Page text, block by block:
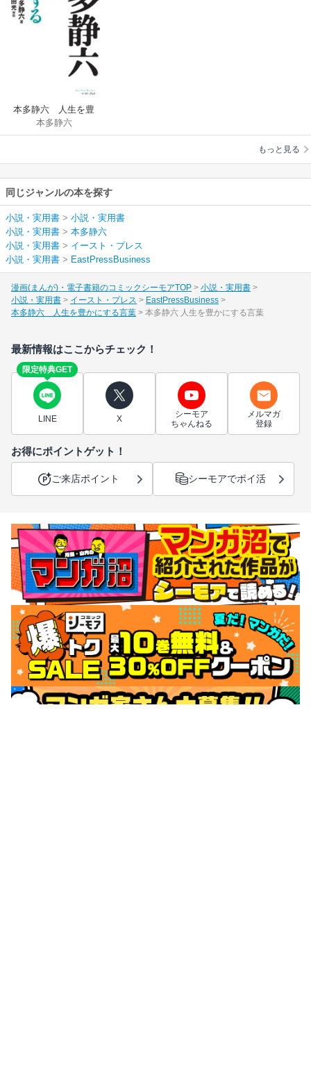
本多静六 人生を豊
かにする言葉
本多静六
もっと見る
同じジャンルの本を探す
小説・実用書 > 小説・実用書
小説・実用書 > 本多静六
小説・実用書 > イースト・プレス
小説・実用書 > EastPressBusiness
漫画(まんが)・電子書籍のコミックシーモアTOP
小説・実用書
小説・実用書
イースト・プレス
EastPressBusiness
本多静六 人生を豊かにする言葉
本多静六 人生を豊かにする言葉
最新情報はここからチェック！
限定特典GET
LINE X
シーモア
ちゃんねる
メルマガ
登録
お得にポイントゲット！
ご来店ポイント シーモアでポイ活